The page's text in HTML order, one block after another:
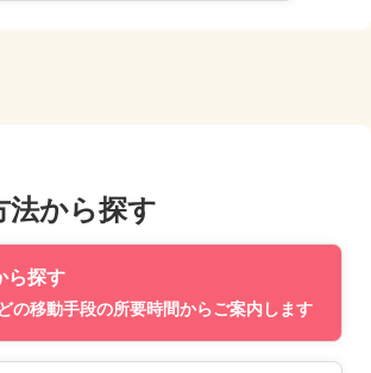
法から探す
ら探す
の移動手段の所要時間からご案内します